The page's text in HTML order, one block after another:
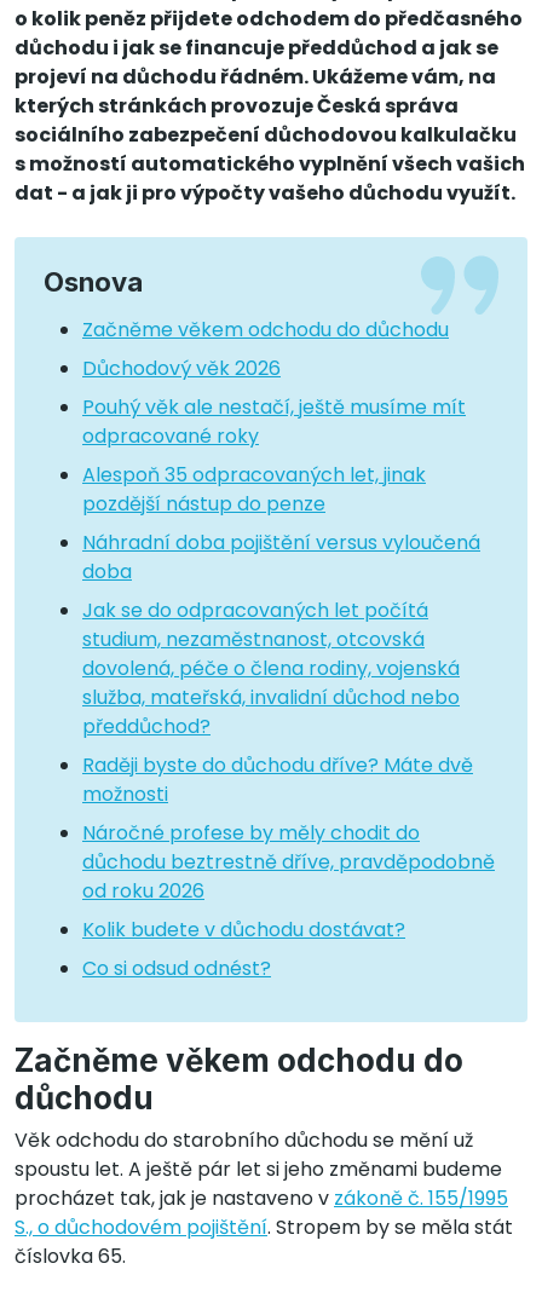
o kolik peněz přijdete odchodem do předčasného
důchodu i jak se financuje předdůchod a jak se
projeví na důchodu řádném. Ukážeme vám, na
kterých stránkách provozuje Česká správa
sociálního zabezpečení důchodovou kalkulačku
s možností automatického vyplnění všech vašich
dat - a jak ji pro výpočty vašeho důchodu využít.
Osnova
Začněme věkem odchodu do důchodu
Důchodový věk 2026
Pouhý věk ale nestačí, ještě musíme mít
odpracované roky
Alespoň 35 odpracovaných let, jinak
pozdější nástup do penze
Náhradní doba pojištění versus vyloučená
doba
Jak se do odpracovaných let počítá
studium, nezaměstnanost, otcovská
dovolená, péče o člena rodiny, vojenská
služba, mateřská, invalidní důchod nebo
předdůchod?
Raději byste do důchodu dříve? Máte dvě
možnosti
Náročné profese by měly chodit do
důchodu beztrestně dříve, pravděpodobně
od roku 2026
Kolik budete v důchodu dostávat?
Co si odsud odnést?
Začněme věkem odchodu do
důchodu
Věk odchodu do starobního důchodu se mění už
spoustu let. A ještě pár let si jeho změnami budeme
procházet tak, jak je nastaveno v zákoně č. 155/1995
S., o důchodovém pojištění. Stropem by se měla stát
číslovka 65.